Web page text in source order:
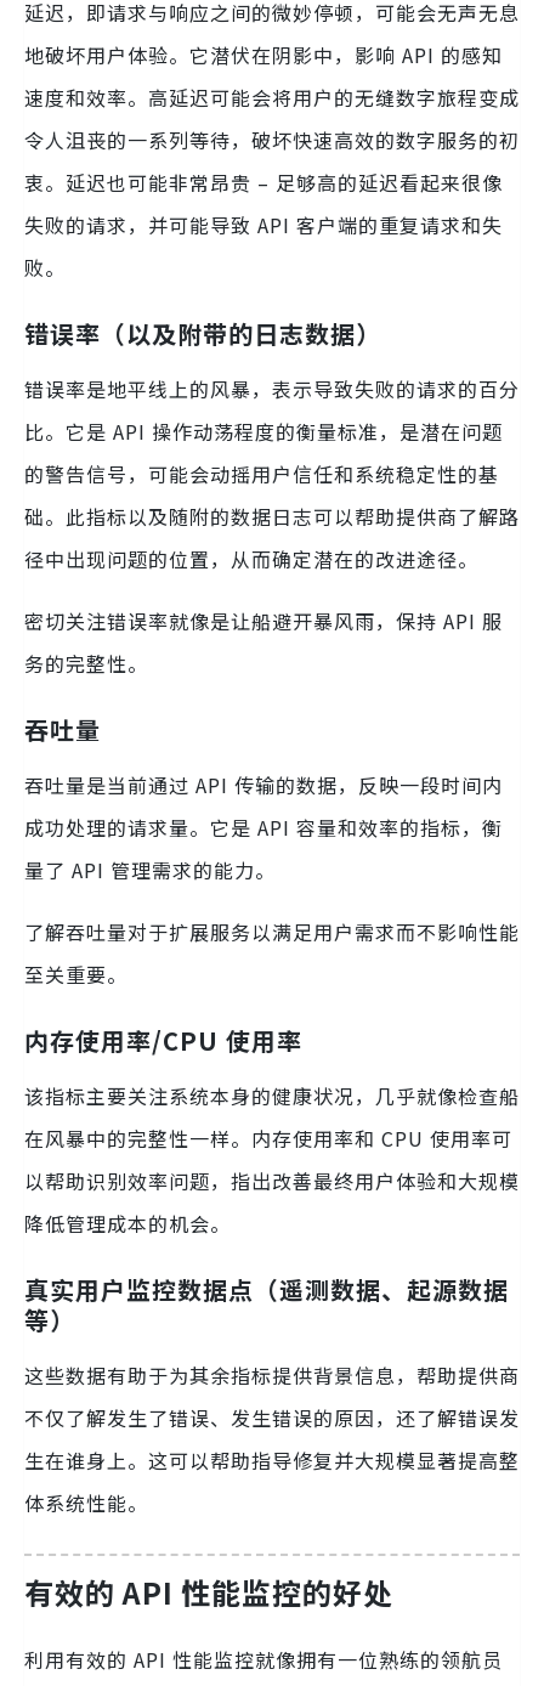
延迟，即请求与响应之间的微妙停顿，可能会无声无息
地破坏用户体验。它潜伏在阴影中，影响 API 的感知
速度和效率。高延迟可能会将用户的无缝数字旅程变成
令人沮丧的一系列等待，破坏快速高效的数字服务的初
衷。延迟也可能非常昂贵 – 足够高的延迟看起来很像
失败的请求，并可能导致 API 客户端的重复请求和失
败。
错误率（以及附带的日志数据）
错误率是地平线上的风暴，表示导致失败的请求的百分
比。它是 API 操作动荡程度的衡量标准，是潜在问题
的警告信号，可能会动摇用户信任和系统稳定性的基
础。此指标以及随附的数据日志可以帮助提供商了解路
径中出现问题的位置，从而确定潜在的改进途径。
密切关注错误率就像是让船避开暴风雨，保持 API 服
务的完整性。
吞吐量
吞吐量是当前通过 API 传输的数据，反映一段时间内
成功处理的请求量。它是 API 容量和效率的指标，衡
量了 API 管理需求的能力。
了解吞吐量对于扩展服务以满足用户需求而不影响性能
至关重要。
内存使用率/CPU 使用率
该指标主要关注系统本身的健康状况，几乎就像检查船
在风暴中的完整性一样。内存使用率和 CPU 使用率可
以帮助识别效率问题，指出改善最终用户体验和大规模
降低管理成本的机会。
真实用户监控数据点（遥测数据、起源数据
等）
这些数据有助于为其余指标提供背景信息，帮助提供商
不仅了解发生了错误、发生错误的原因，还了解错误发
生在谁身上。这可以帮助指导修复并大规模显著提高整
体系统性能。
有效的 API 性能监控的好处
利用有效的 API 性能监控就像拥有一位熟练的领航员